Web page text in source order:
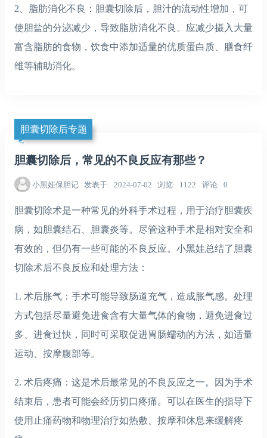
2、脂肪消化不良：胆囊切除后，胆汁的流动性增加，可
使胆盐的分泌减少，导致脂肪消化不良。应减少摄入大量
富含脂肪的食物，饮食中添加适量的优质蛋白质、膳食纤
维等辅助消化。
胆囊切除后专题
胆囊切除后，常见的不良反应有那些？
小黑娃保胆记 发表于 2024-07-02 浏览 1122 评论 0
胆囊切除术是一种常见的外科手术过程，用于治疗胆囊疾
病，如胆囊结石、胆囊炎等。尽管这种手术是相对安全和
有效的，但仍有一些可能的不良反应。小黑娃总结了胆囊
切除术后不良反应和处理方法：
1. 术后胀气：手术可能导致肠道充气，造成胀气感。处理
方式包括尽量避免进食含有大量气体的食物，避免进食过
多、进食过快，同时可采取促进胃肠蠕动的方法，如适量
运动、按摩腹部等。
2. 术后疼痛：这是术后最常见的不良反应之一。因为手术
结束后，患者可能会经历切口疼痛。可以在医生的指导下
使用止痛药物和物理治疗如热敷、按摩和休息来缓解疼